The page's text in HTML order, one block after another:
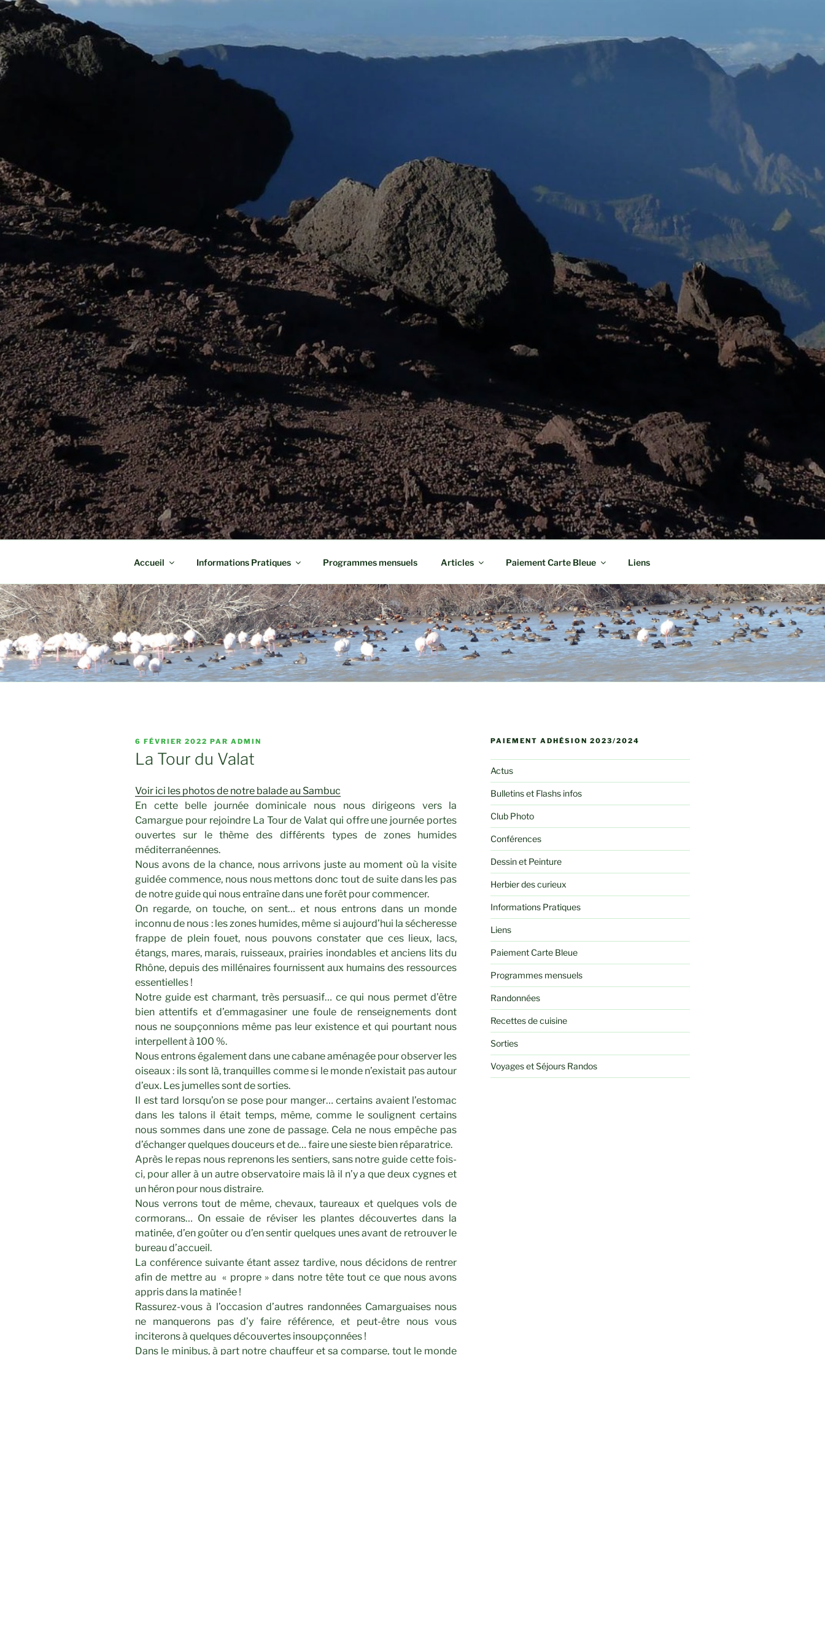
Accueil Informations Pratiques Programmes mensuels Articles Paiement Carte Bleue Liens
PUBLIÉ
LE
6 FÉVRIER 2022 PAR ADMIN
La Tour du Valat
Voir ici les photos de notre balade au Sambuc
En cette belle journée dominicale nous nous dirigeons vers la
Camargue pour rejoindre La Tour de Valat qui offre une journée portes
ouvertes sur le thème des différents types de zones humides
méditerranéennes.
Nous avons de la chance, nous arrivons juste au moment où la visite
guidée commence, nous nous mettons donc tout de suite dans les pas
de notre guide qui nous entraîne dans une forêt pour commencer.
On regarde, on touche, on sent… et nous entrons dans un monde
inconnu de nous : les zones humides, même si aujourd’hui la sécheresse
frappe de plein fouet, nous pouvons constater que ces lieux, lacs,
étangs, mares, marais, ruisseaux, prairies inondables et anciens lits du
Rhône, depuis des millénaires fournissent aux humains des ressources
essentielles !
Notre guide est charmant, très persuasif… ce qui nous permet d’être
bien attentifs et d’emmagasiner une foule de renseignements dont
nous ne soupçonnions même pas leur existence et qui pourtant nous
interpellent à 100 %.
Nous entrons également dans une cabane aménagée pour observer les
oiseaux : ils sont là, tranquilles comme si le monde n’existait pas autour
d’eux. Les jumelles sont de sorties.
Il est tard lorsqu’on se pose pour manger… certains avaient l’estomac
dans les talons il était temps, même, comme le soulignent certains
nous sommes dans une zone de passage. Cela ne nous empêche pas
d’échanger quelques douceurs et de… faire une sieste bien réparatrice.
Après le repas nous reprenons les sentiers, sans notre guide cette fois-
ci, pour aller à un autre observatoire mais là il n’y a que deux cygnes et
un héron pour nous distraire.
Nous verrons tout de même, chevaux, taureaux et quelques vols de
cormorans… On essaie de réviser les plantes découvertes dans la
matinée, d’en goûter ou d’en sentir quelques unes avant de retrouver le
bureau d’accueil.
La conférence suivante étant assez tardive, nous décidons de rentrer
afin de mettre au « propre » dans notre tête tout ce que nous avons
appris dans la matinée !
Rassurez-vous à l’occasion d’autres randonnées Camarguaises nous
ne manquerons pas d’y faire référence, et peut-être nous vous
inciterons à quelques découvertes insoupçonnées !
Dans le minibus, à part notre chauffeur et sa comparse, tout le monde
PAIEMENT ADHÉSION 2023/2024
Actus
Bulletins et Flashs infos
Club Photo
Conférences
Dessin et Peinture
Herbier des curieux
Informations Pratiques
Liens
Paiement Carte Bleue
Programmes mensuels
Randonnées
Recettes de cuisine
Sorties
Voyages et Séjours Randos